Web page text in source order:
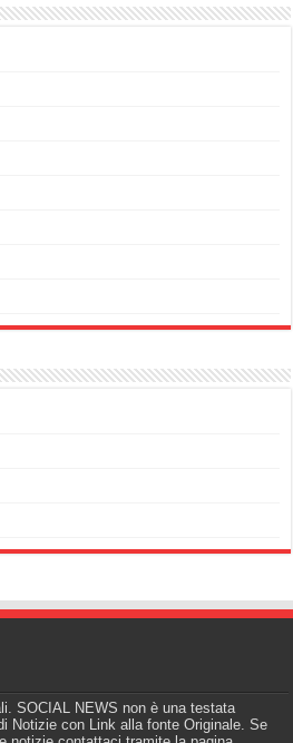
SOCIAL NEWS non è una testata
Notizie con Link alla fonte Originale. Se